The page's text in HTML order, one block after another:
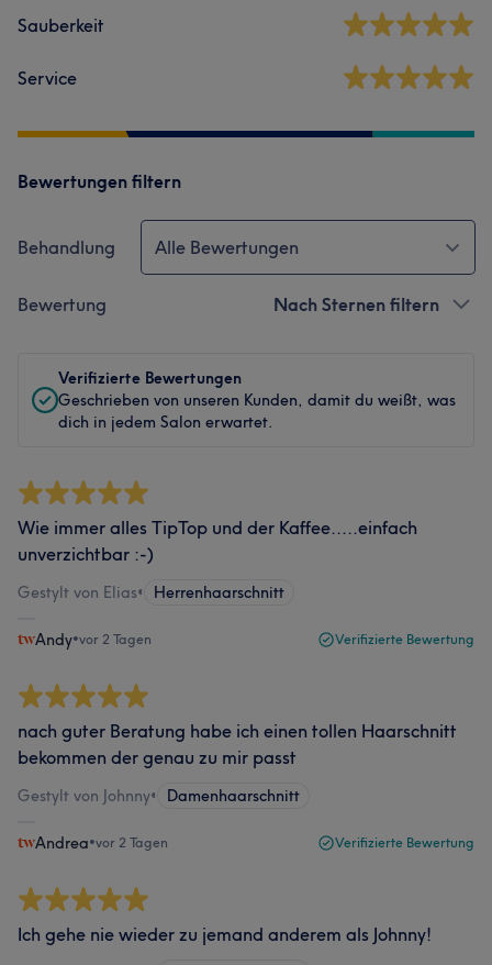
Sauberkeit
Service
Bewertungen filtern
Behandlung Alle Bewertungen
Bewertung Nach Sternen filtern
Verifizierte Bewertungen
Geschrieben von unseren Kunden, damit du weißt, was
dich in jedem Salon erwartet.
Wie immer alles TipTop und der Kaffee.....einfach
unverzichtbar :-)
Gestylt von Elias• Herrenhaarschnitt
Andy•vor 2 Tagen Verifizierte Bewertung
nach guter Beratung habe ich einen tollen Haarschnitt
bekommen der genau zu mir passt
Gestylt von Johnny• Damenhaarschnitt
Andrea•vor 2 Tagen Verifizierte Bewertung
Ich gehe nie wieder zu jemand anderem als Johnny!